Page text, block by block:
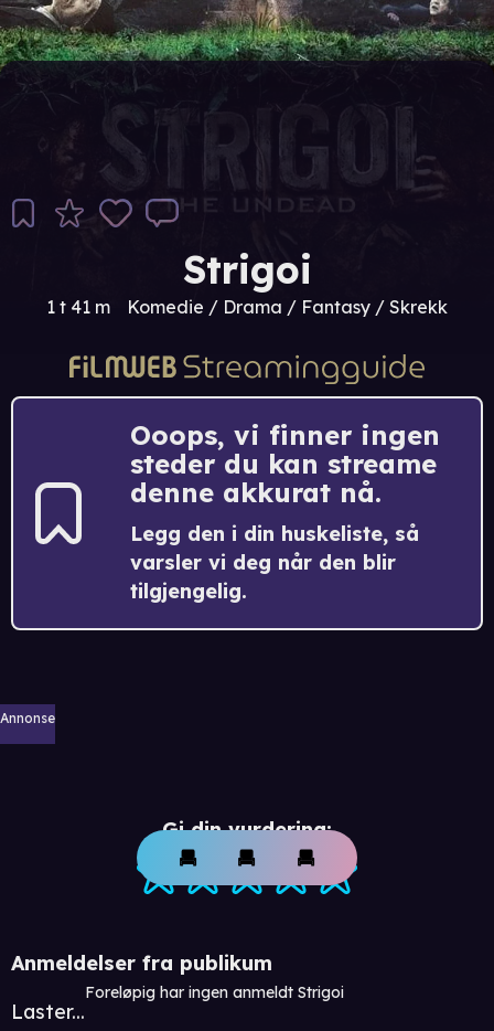
Strigoi
1 t 41 m Komedie / Drama / Fantasy / Skrekk
Ooops, vi finner ingen
steder du kan streame
denne akkurat nå.
Legg den i din huskeliste, så
varsler vi deg når den blir
tilgjengelig.
Annonse
Gi din vurdering:
Anmeldelser fra publikum
Laster...
Foreløpig har ingen anmeldt Strigoi